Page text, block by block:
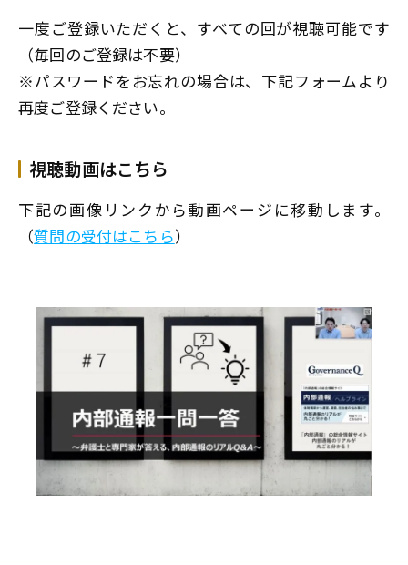
一度ご登録いただくと、すべての回が視聴可能です
（毎回のご登録は不要）
※パスワードをお忘れの場合は、下記フォームより
再度ご登録ください。
視聴動画はこちら
下記の画像リンクから動画ページに移動します。
（質問の受付はこちら）